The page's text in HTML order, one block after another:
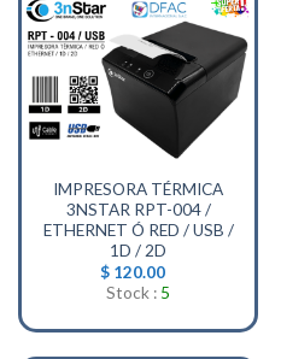
IMPRESORA TÉRMICA
3NSTAR RPT-004 /
ETHERNET Ó RED / USB /
1D / 2D
$120.00
Stock : 5